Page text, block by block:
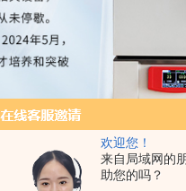
欢迎您！
来自局域网的
助您的吗？
炉，箱式电阻炉，真空管式炉